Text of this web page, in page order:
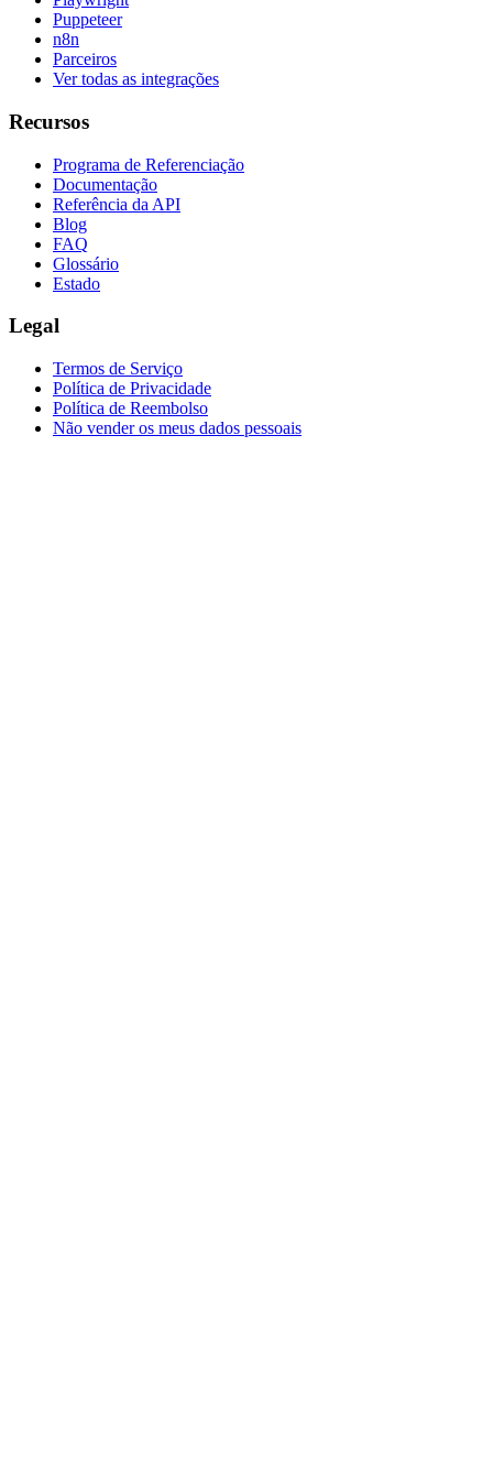
Puppeteer
n8n
Parceiros
Ver todas as integrações
Recursos
Programa de Referenciação
Documentação
Referência da API
Blog
FAQ
Glossário
Estado
Legal
Termos de Serviço
Política de Privacidade
Política de Reembolso
Não vender os meus dados pessoais